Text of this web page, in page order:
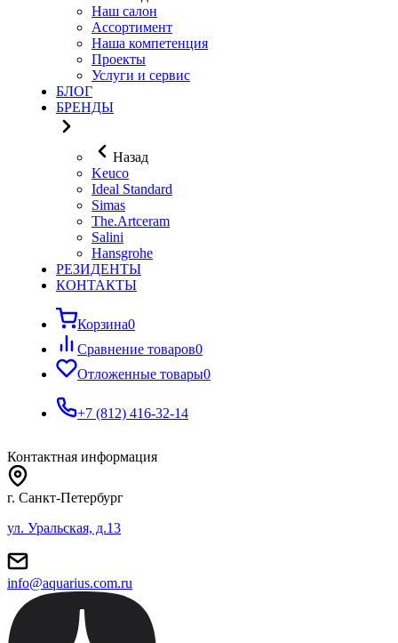
Наш салон
Ассортимент
Наша компетенция
Проекты
Услуги и сервис
БЛОГ
БРЕНДЫ
Назад
Keuco
Ideal Standard
Simas
The.Artceram
Salini
Hansgrohe
РЕЗИДЕНТЫ
КОНТАКТЫ
Корзина0
Сравнение товаров0
Отложенные товары0
+7 (812) 416-32-14
Контактная информация
г. Санкт-Петербург
ул. Уральская, д.13
info@aquarius.com.ru